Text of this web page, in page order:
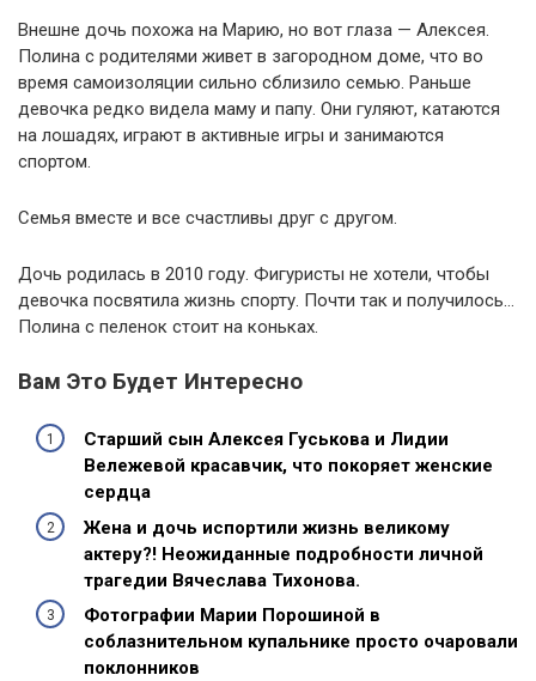
Внешне дочь похожа на Марию, но вот глаза — Алексея.
Полина с родителями живет в загородном доме, что во
время самоизоляции сильно сблизило семью. Раньше
девочка редко видела маму и папу. Они гуляют, катаются
на лошадях, играют в активные игры и занимаются
спортом.
Семья вместе и все счастливы друг с другом.
Дочь родилась в 2010 году. Фигуристы не хотели, чтобы
девочка посвятила жизнь спорту. Почти так и получилось…
Полина с пеленок стоит на коньках.
Вам Это Будет Интересно
Старший сын Алексея Гуськова и Лидии
Вележевой красавчик, что покоряет женские
сердца
Жена и дочь испортили жизнь великому
актеру?! Неожиданные подробности личной
трагедии Вячеслава Тихонова.
Фотографии Марии Порошиной в
соблазнительном купальнике просто очаровали
поклонников